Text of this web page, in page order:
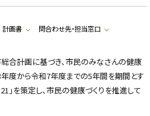
計画書 問合わせ先・担当窓口
合計画に基づき、市民のみなさんの健康
度から令和7年度までの5年間を期間とす
を策定し、市民の健康づくりを推進して